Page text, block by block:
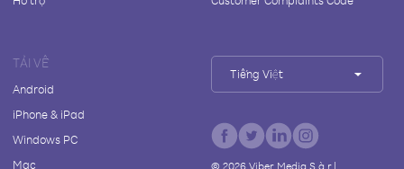
TẢI VỀ
Android
iPhone & iPad
Windows PC
Mac
Tiếng Việt
© 2026Viber Media S.à r.l.